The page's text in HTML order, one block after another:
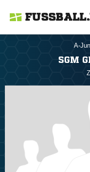
A-
SGM